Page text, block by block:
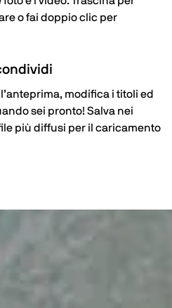
o fai doppio clic per
modifica i titoli ed
sei pronto! Salva nei
più diffusi per il caricamento